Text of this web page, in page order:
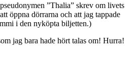
”Thalia” skrev om livets
öppna dörrarna och att jag tappade
i den nyköpta biljetten.)
jag bara hade hört talas om! Hurra!